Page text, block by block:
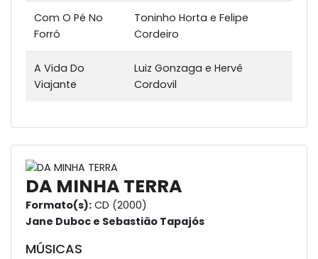
Com O Pé No
Forró
Toninho Horta e Felipe
Cordeiro
A Vida Do
Viajante
Luiz Gonzaga e Hervê
Cordovil
DA MINHA TERRA
Formato(s): CD (2000)
Jane Duboc e Sebastião Tapajós
MÚSICAS